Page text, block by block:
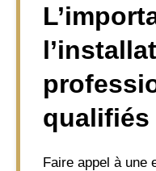
qualifiés
Faire appel à une